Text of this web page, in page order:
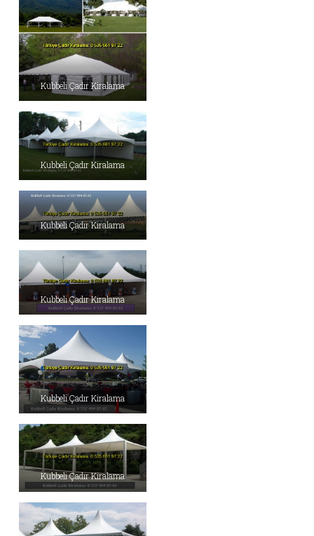
Kubbeli Çadır Kiralama
Kubbeli Çadır Kiralama
Kubbeli Çadır Kiralama
Kubbeli Çadır Kiralama
Kubbeli Çadır Kiralama
Kubbeli Çadır Kiralama